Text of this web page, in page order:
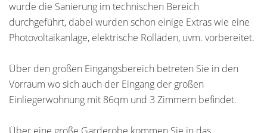
wurde die Sanierung im technischen Bereich
durchgeführt, dabei wurden schon einige Extras wie eine
Photovoltaikanlage, elektrische Rolläden, uvm. vorbereitet.
Über den großen Eingangsbereich betreten Sie in den
Vorraum wo sich auch der Eingang der großen
Einliegerwohnung mit 86qm und 3 Zimmern befindet.